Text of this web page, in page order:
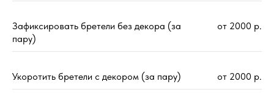
Зафиксировать бретели без декора (за
пару)
от 2000 р.
Укоротить бретели с декором (за пару) от 2000 р.